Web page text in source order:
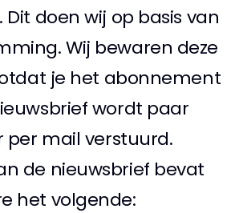
doen wij op basis van
Wij bewaren deze
je het abonnement
wordt paar
per mail verstuurd.
de nieuwsbrief bevat
het volgende: